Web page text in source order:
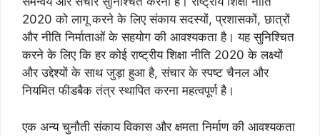
2020 को लागू करने के लिए संकाय सदस्यों, प्रशासकों, छात्रों
और नीति निर्माताओं के सहयोग की आवश्यकता है। यह सुनिश्चित
करने के लिए कि हर कोई राष्ट्रीय शिक्षा नीति 2020 के लक्ष्यों
और उद्देश्यों के साथ जुड़ा हुआ है, संचार के स्पष्ट चैनल और
नियमित फीडबैक तंत्र स्थापित करना महत्वपूर्ण है।
एक अन्य चुनौती संकाय विकास और क्षमता निर्माण की आवश्यकता